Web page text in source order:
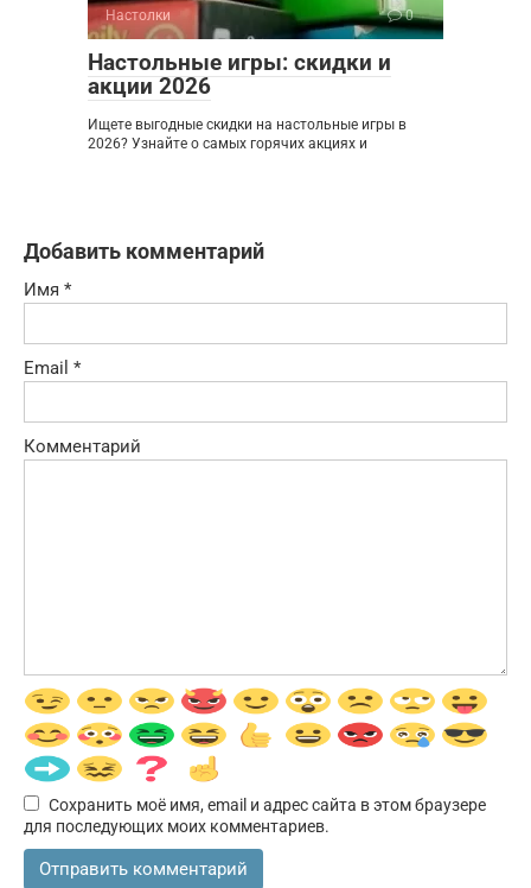
Настолки 0
Настольные игры: скидки и
акции 2026
Ищете выгодные скидки на настольные игры в
2026? Узнайте о самых горячих акциях и
Добавить комментарий
Имя *
Email *
Комментарий
Сохранить моё имя, email и адрес сайта в этом браузере
для последующих моих комментариев.